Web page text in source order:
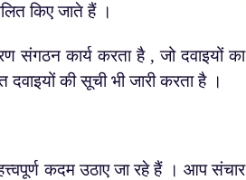
किए जाते हैं ।
कार्य करता है , जो दवाइयों का
की सूची भी जारी करता है ।
कदम उठाए जा रहे हैं । आप संचार